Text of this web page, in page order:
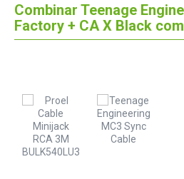
Combinar Teenage
Factory + CA X Black